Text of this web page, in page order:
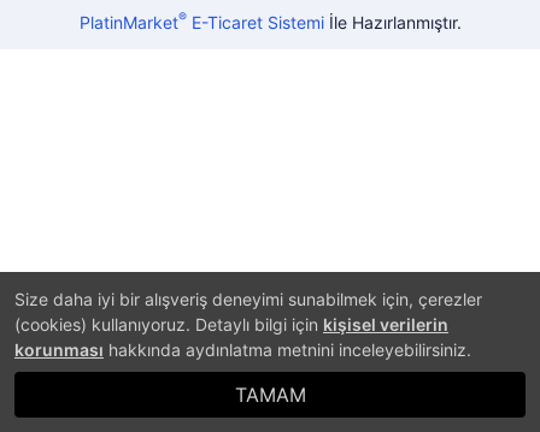
Size daha iyi bir alışveriş deneyimi sunabilmek için, çerezler
(cookies) kullanıyoruz. Detaylı bilgi için kişisel verilerin
korunması hakkında aydınlatma metnini inceleyebilirsiniz.
TAMAM
PlatinMarket®E-Ticaret Sistemiİle Hazırlanmıştır.